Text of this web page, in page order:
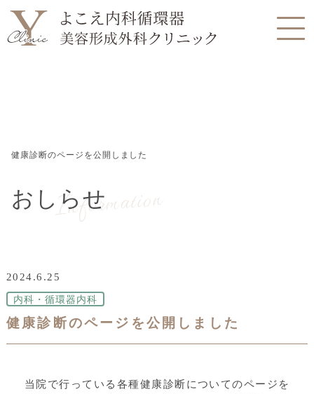
健康診断のページを公開しました
Information
おしらせ
2024.6.25
内科・循環器内科
健康診断のページを公開しました
当院で行っている各種健康診断についてのページを